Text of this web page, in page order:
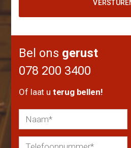
Bel ons gerust
078 200 3400
Of laat u terug bellen!